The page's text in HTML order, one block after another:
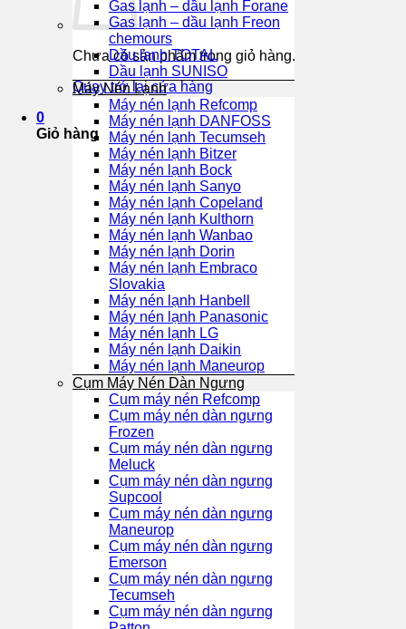
Chưa có sản phẩm trong giỏ hàng.
Quay trở lại cửa hàng
0
Giỏ hàng
Gas lạnh – dầu lạnh Forane
Gas lạnh – dầu lạnh Freon
chemours
Dầu lạnh TOTAL
Dầu lạnh SUNISO
Máy Nén Lạnh
Máy nén lạnh Refcomp
Máy nén lạnh DANFOSS
Máy nén lạnh Tecumseh
Máy nén lạnh Bitzer
Máy nén lạnh Bock
Máy nén lạnh Sanyo
Máy nén lạnh Copeland
Máy nén lạnh Kulthorn
Máy nén lạnh Wanbao
Máy nén lạnh Dorin
Máy nén lạnh Embraco
Slovakia
Máy nén lạnh Hanbell
Máy nén lạnh Panasonic
Máy nén lạnh LG
Máy nén lạnh Daikin
Máy nén lạnh Maneurop
Cụm Máy Nén Dàn Ngưng
Cụm máy nén Refcomp
Cụm máy nén dàn ngưng
Frozen
Cụm máy nén dàn ngưng
Meluck
Cụm máy nén dàn ngưng
Supcool
Cụm máy nén dàn ngưng
Maneurop
Cụm máy nén dàn ngưng
Emerson
Cụm máy nén dàn ngưng
Tecumseh
Cụm máy nén dàn ngưng